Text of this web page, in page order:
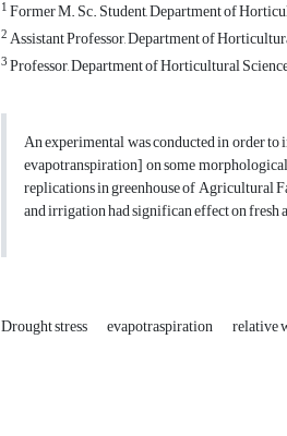
1Former M. Sc. Student, Department of
2Assistant Professor, Department of
3Professor, Department of Horticultural
An experimental was conducted in order
evapotranspiration] on some
replications in greenhouse of Agricultural
and irrigation had significan effect on fresh
Drought stress evapotraspiration relative